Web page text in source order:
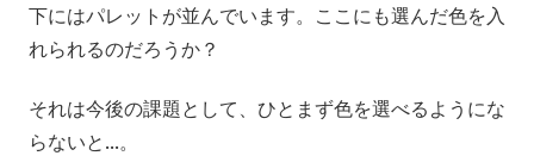
下にはパレットが並んでいます。ここにも選んだ色を入
れられるのだろうか？
それは今後の課題として、ひとまず色を選べるようにな
らないと…。